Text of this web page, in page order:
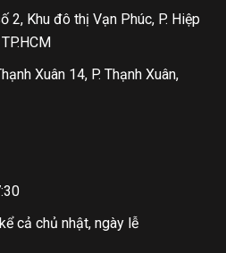
2, Khu đô thị Vạn Phúc, P. Hiệp
Xuân 14, P. Thạnh Xuân,
cả chủ nhật, ngày lễ